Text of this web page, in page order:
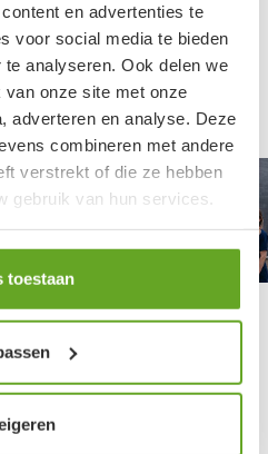
en advertenties te
voor social media te bieden
analyseren. Ook delen we
onze site met onze
adverteren en analyse. Deze
combineren met andere
verstrekt of die ze hebben
gebruik van hun services.
toestaan
ARCHIEF
zitten wij